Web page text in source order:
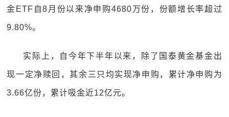
金ETF自8月份以来净申购4680万份，份额增长率超过
9.80%。
实际上，自今年下半年以来，除了国泰黄金基金出
现一定净赎回，其余三只均实现净申购，累计净申购为
3.66亿份，累计吸金近12亿元。